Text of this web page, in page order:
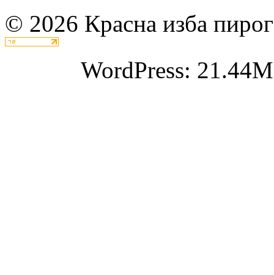
© 2026 Красна изба
WordPress: